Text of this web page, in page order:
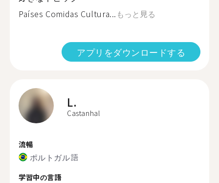
Países Comidas Cultura... もっと見る
アプリをダウンロードする
L.
Castanhal
流暢
ポルトガル語
学習中の言語